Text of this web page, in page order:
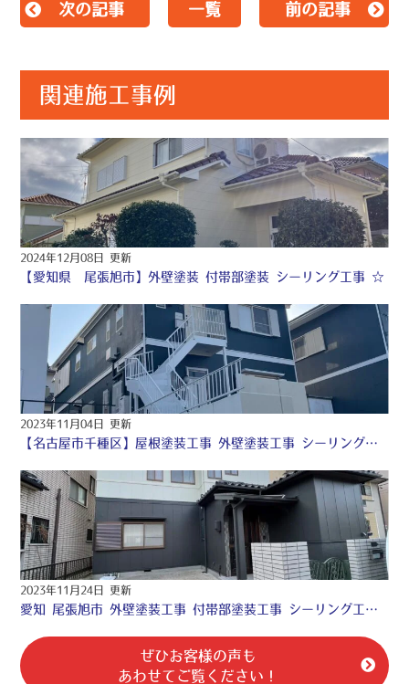
次の記事 一覧 前の記事
関連施工事例
2024年12月08日 更新
【愛知県 尾張旭市】外壁塗装 付帯部塗装 シーリング工事 ☆
2023年11月04日 更新
【名古屋市千種区】屋根塗装工事 外壁塗装工事 シーリング工事 付帯部塗装工事 防水工事 ♧
2023年11月24日 更新
愛知 尾張旭市 外壁塗装工事 付帯部塗装工事 シーリング工事 防水工事 ♢
ぜひお客様の声も
あわせてご覧ください！